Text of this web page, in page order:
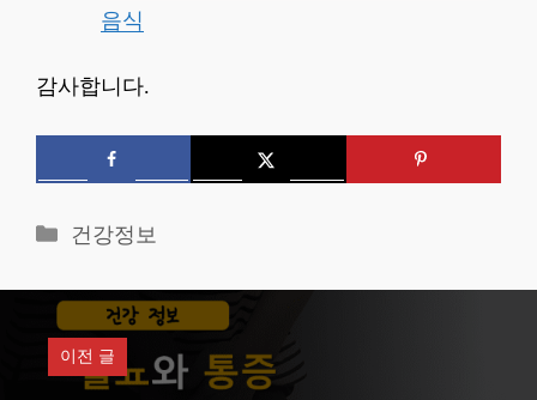
음식
감사합니다.
카
고
리
건강정보
이전 글